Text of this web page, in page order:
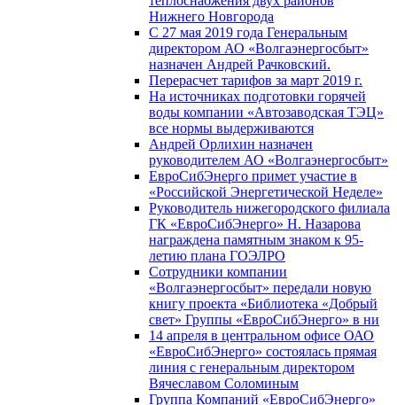
Нижнего Новгорода
С 27 мая 2019 года Генеральным
директором АО «Волгаэнергосбыт»
назначен Андрей Рачковский.
Перерасчет тарифов за март 2019 г.
На источниках подготовки горячей
воды компании «Автозаводская ТЭЦ»
все нормы выдерживаются
Андрей Орлихин назначен
руководителем АО «Волгаэнергосбыт»
ЕвроСибЭнерго примет участие в
«Российской Энергетической Неделе»
Руководитель нижегородского филиала
ГК «ЕвроСибЭнерго» Н. Назарова
награждена памятным знаком к 95-
летию плана ГОЭЛРО
Сотрудники компании
«Волгаэнергосбыт» передали новую
книгу проекта «Библиотека «Добрый
свет» Группы «ЕвроСибЭнерго» в ни
14 апреля в центральном офисе ОАО
«ЕвроСибЭнерго» состоялась прямая
линия с генеральным директором
Вячеславом Соломиным
Группа Компаний «ЕвроСибЭнерго»